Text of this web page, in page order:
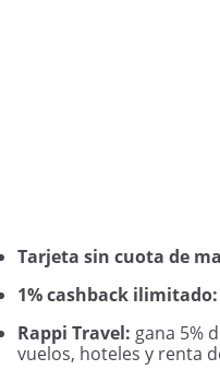
Tarjeta sin cuota de
1% cashback ilimitado:
Rappi Travel: gana 5%
vuelos, hoteles y renta